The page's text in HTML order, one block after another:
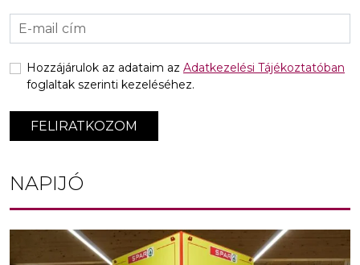
FELIRATKOZOM
Hozzájárulok az adataim az Adatkezelési Tájékoztatóban
foglaltak szerinti kezeléséhez.
NAPIJÓ